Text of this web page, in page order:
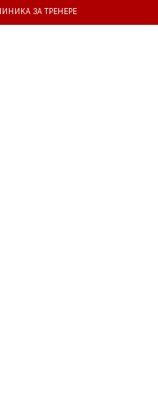
ЗА ТРЕНЕРЕ